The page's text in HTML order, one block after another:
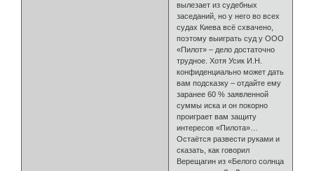
вылезает из судебных
заседаний, но у него во всех
судах Киева всё схвачено,
поэтому выиграть суд у ООО
«Пилот» – дело достаточно
трудное. Хотя Усик И.Н.
конфиденциально может дать
вам подсказку – отдайте ему
заранее 60 % заявленной
суммы иска и он покорно
проиграет вам защиту
интересов «Пилота»…
Остаётся развести руками и
сказать, как говорил
Верещагин из «Белого солнца